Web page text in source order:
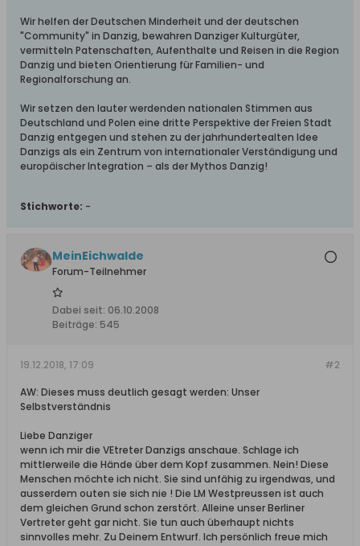
Wir helfen der Deutschen Minderheit und der deutschen
"Community" in Danzig, bewahren Danziger Kulturgüter,
vermitteln Patenschaften, Aufenthalte und Reisen in die Region
Danzig und bieten Orientierung für Familien- und
Regionalforschung an.
Wir setzen den lauter werdenden nationalen Stimmen aus
Deutschland und Polen eine dritte Perspektive der Freien Stadt
Danzig entgegen und stehen zu der jahrhundertealten Idee
Danzigs als ein Zentrum von internationaler Verständigung und
europäischer Integration – als der Mythos Danzig!
Stichworte: -
MeinEichwalde
Forum-Teilnehmer
Dabei seit: 06.10.2008
Beiträge: 545
#2
19.12.2018, 17:09
AW: Dieses muss deutlich gesagt werden: Unser
Selbstverständnis
Liebe Danziger
wenn ich mir die VEtreter Danzigs anschaue. Schlage ich
mittlerweile die Hände über dem Kopf zusammen. Nein! Diese
Menschen möchte ich nicht. Sie sind unfähig zu irgendwas, und
ausserdem outen sie sich nie ! Die LM Westpreussen ist auch
dem gleichen Grund schon zerstört. Alleine unser Berliner
Vertreter geht gar nicht. Sie tun auch überhaupt nichts
sinnvolles mehr. Zu Deinem Entwurf. Ich persönlich freue mich